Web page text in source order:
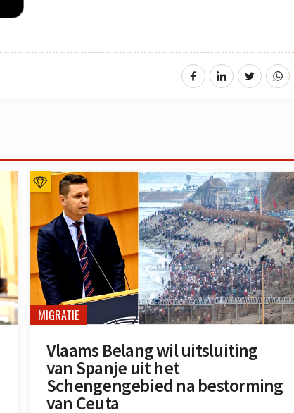
MIGRATIE
Vlaams Belang wil uitsluiting
van Spanje uit het
Schengengebied na bestorming
van Ceuta